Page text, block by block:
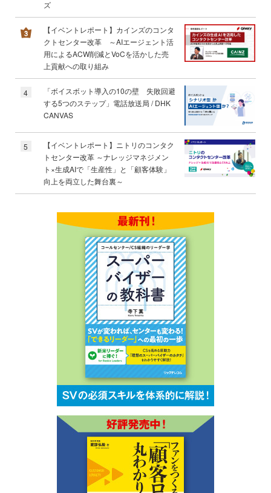
ズ
【イベントレポート】カインズのコンタ
クトセンター改革 ～AIエージェント活
用によるACW削減とVoCを活かした売
上貢献への取り組み
4
「ボイスボット導入の10の壁 失敗回避
する5つのステップ」電話放送局 / DHK
CANVAS
5
【イベントレポート】ニトリのコンタク
トセンター改革 ～ナレッジマネジメン
ト×生成AIで「生産性」と「顧客体験」
向上を両立した舞台裏～